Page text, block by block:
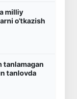
milliy
o‘tkazish
tanlamagan
tanlovda